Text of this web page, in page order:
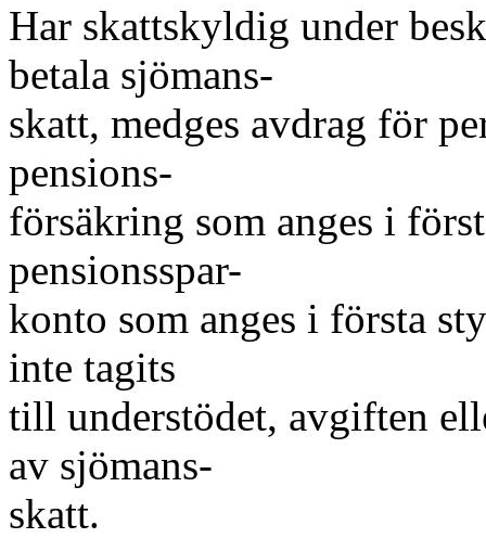
Har skattskyldig under
betala sjömans-
skatt, medges avdrag för
pensions-
försäkring som anges i
pensionsspar-
konto som anges i första
inte tagits
till understödet, avgiften
av sjömans-
skatt.